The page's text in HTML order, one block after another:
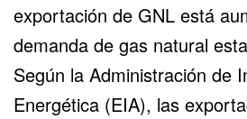
exportación de GNL está
demanda de gas natural
Según la Administración de
Energética (EIA), las